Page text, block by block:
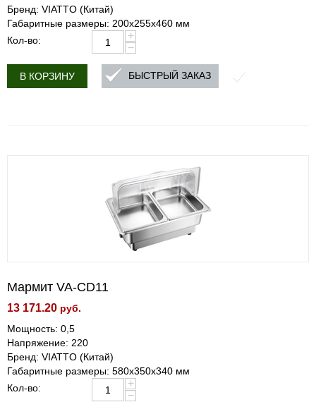
Бренд: VIATTO (Китай)
Габаритные размеры: 200x255x460 мм
Кол-во:
+
−
В КОРЗИНУ БЫСТРЫЙ ЗАКАЗ
Мармит VA-CD11
13 171.20 руб.
Мощность: 0,5
Напряжение: 220
Бренд: VIATTO (Китай)
Габаритные размеры: 580x350x340 мм
Кол-во:
+
−